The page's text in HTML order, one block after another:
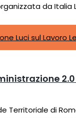
da
Luci sul Lavoro
Territoriale di